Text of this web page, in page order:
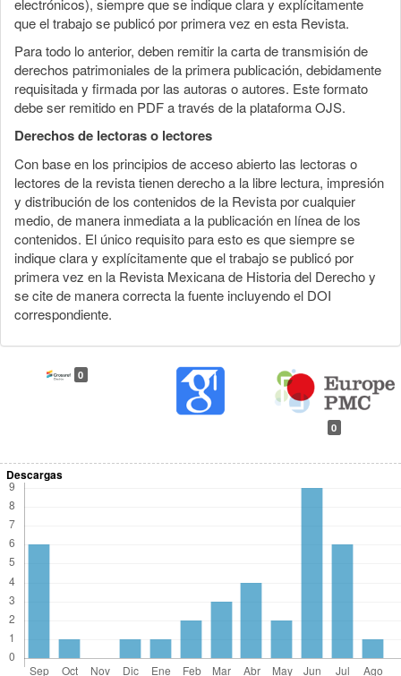
electrónicos), siempre que se indique clara y explícitamente
que el trabajo se publicó por primera vez en esta Revista.
Para todo lo anterior, deben remitir la carta de transmisión de
derechos patrimoniales de la primera publicación, debidamente
requisitada y firmada por las autoras o autores. Este formato
debe ser remitido en PDF a través de la plataforma OJS.
Derechos de lectoras o lectores
Con base en los principios de acceso abierto las lectoras o
lectores de la revista tienen derecho a la libre lectura, impresión
y distribución de los contenidos de la Revista por cualquier
medio, de manera inmediata a la publicación en línea de los
contenidos. El único requisito para esto es que siempre se
indique clara y explícitamente que el trabajo se publicó por
primera vez en la Revista Mexicana de Historia del Derecho y
se cite de manera correcta la fuente incluyendo el DOI
correspondiente.
0
0
Descargas